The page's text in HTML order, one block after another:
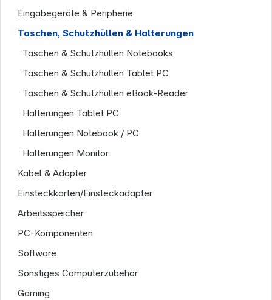
Eingabegeräte & Peripherie
Taschen, Schutzhüllen & Halterungen
Taschen & Schutzhüllen Notebooks
Taschen & Schutzhüllen Tablet PC
Taschen & Schutzhüllen eBook-Reader
Halterungen Tablet PC
Halterungen Notebook / PC
Halterungen Monitor
Kabel & Adapter
Einsteckkarten/Einsteckadapter
Arbeitsspeicher
PC-Komponenten
Software
Sonstiges Computerzubehör
Gaming
Unternehmen